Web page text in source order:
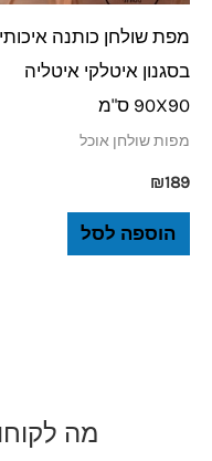
מפת שולחן כותנה
בסגנון איטלקי איטליה
90X90 ס"מ
מפות שולחן אוכל
₪189
הוספה לסל
מה